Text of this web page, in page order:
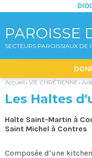
PAROISSE
SECTEURS PAROISSIAUX DE
|
Aller
navigation
Accueil › VIE CHRÉTIENNE ›
Les Haltes
Halte Saint-Martin à
Saint Michel à Contres
Composée d’une